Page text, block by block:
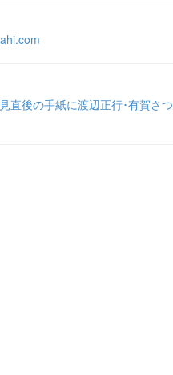
直後の手紙に渡辺正行･有賀さつ